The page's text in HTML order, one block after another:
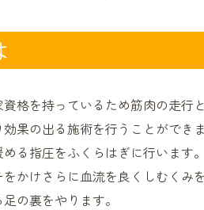
資格を持っているため筋肉の走行
果の出る施術を行うことができま
る指圧をふくらはぎに行います。
かけさらに血流を良くしむくみ
の裏をやります。